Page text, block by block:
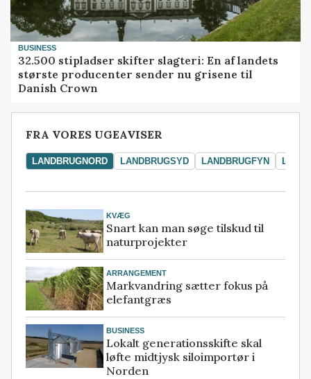
BUSINESS
32.500 stipladser skifter slagteri: En af landets
største producenter sender nu grisene til
Danish Crown
FRA VORES UGEAVISER
LANDBRUGNORD LANDBRUGSYD LANDBRUGFYN
KVÆG
Snart kan man søge tilskud til
naturprojekter
ARRANGEMENT
Markvandring sætter fokus på
elefantgræs
BUSINESS
Lokalt generationsskifte skal
løfte midtjysk siloimportør i
Norden